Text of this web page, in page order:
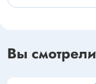
Вы смотрели